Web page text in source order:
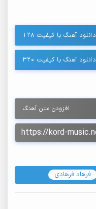
دانلود آهنگ با کیفیت ۱۲۸
دانلود آهنگ با کیفیت ۳۲۰
افزودن متن آهنگ
فرهاد فرهادی